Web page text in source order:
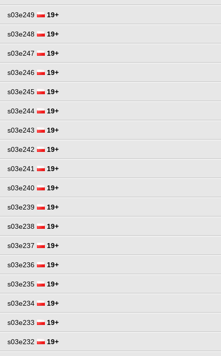
s03e249 19+
s03e248 19+
s03e247 19+
s03e246 19+
s03e245 19+
s03e244 19+
s03e243 19+
s03e242 19+
s03e241 19+
s03e240 19+
s03e239 19+
s03e238 19+
s03e237 19+
s03e236 19+
s03e235 19+
s03e234 19+
s03e233 19+
s03e232 19+